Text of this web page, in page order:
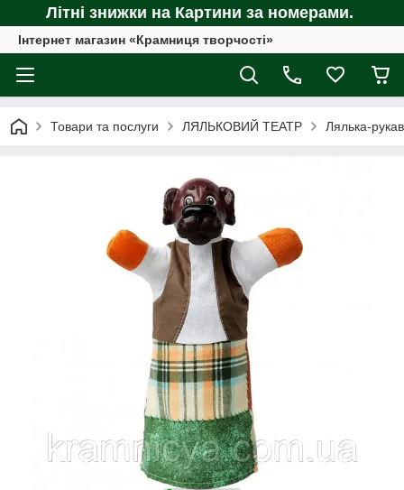
Літні знижки на Картини за номерами.
Інтернет магазин «Крамниця творчості»
Товари та послуги ЛЯЛЬКОВИЙ ТЕАТР Лялька-